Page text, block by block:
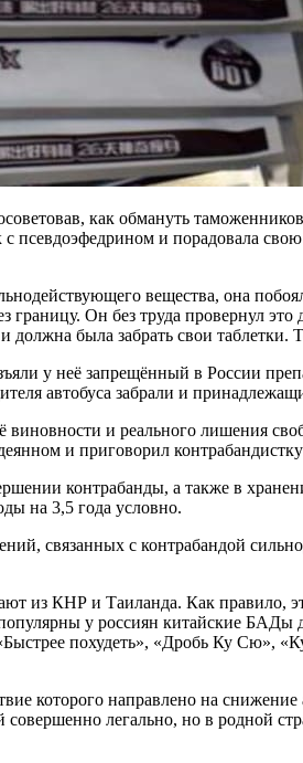
как обмануть
псевдоэфедрином и порадовала
вещества, она
границу. Он без труда провернул
была забрать свои таблетки.
у неё запрещённый в России
автобуса забрали и
виновности и реального лишения
и приговорил
контрабанды, а также в
на 3,5 года условно.
связанных с контрабандой
из КНР и Таиланда. Как правило,
у россиян китайские
похудеть», «Дробь Ку Сю»,
которого направлено на
легально, но в родной